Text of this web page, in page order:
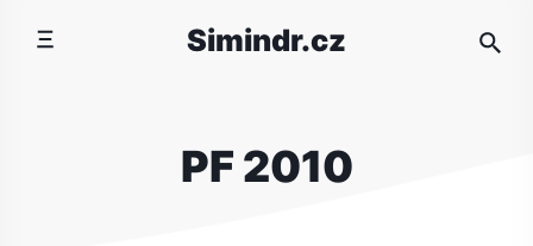
Simindr.cz
PF 2010